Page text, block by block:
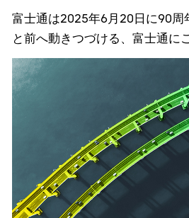
富士通は2025年6月20日に90周
と前へ動きつづける、富士通に